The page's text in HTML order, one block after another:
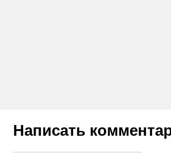
Написать